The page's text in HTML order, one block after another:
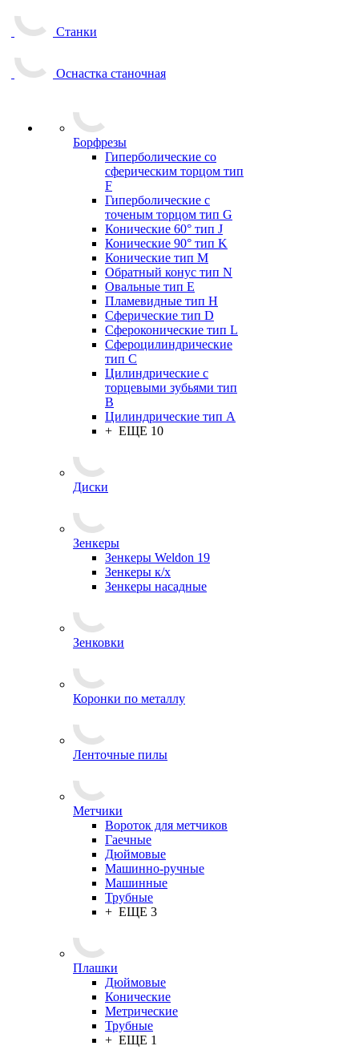
Станки
Оснастка станочная
Борфрезы
Гиперболические cо
сферическим торцом тип
F
Гиперболические с
точеным торцом тип G
Конические 60° тип J
Конические 90° тип K
Конические тип M
Обратный конус тип N
Овальные тип E
Пламевидные тип H
Сферические тип D
Сфероконические тип L
Сфероцилиндрические
тип C
Цилиндрические с
торцевыми зубьями тип
B
Цилиндрические тип А
+ ЕЩЕ 10
Диски
Зенкеры
Зенкеры Weldon 19
Зенкеры к/х
Зенкеры насадные
Зенковки
Коронки по металлу
Ленточные пилы
Метчики
Вороток для метчиков
Гаечные
Дюймовые
Машинно-ручные
Машинные
Трубные
+ ЕЩЕ 3
Плашки
Дюймовые
Конические
Метрические
Трубные
+ ЕЩЕ 1